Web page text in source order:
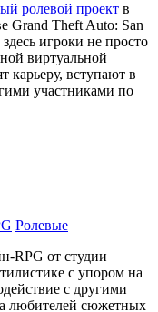
ролевой проект в
Grand Theft Auto: San
игроки не просто
виртуальной
карьеру, вступают в
участниками по
Ролевые
RPG от студии
с упором на
с другими
любителей сюжетных